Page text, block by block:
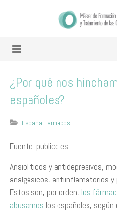
¿Por qué nos
españoles?
España, fármacos
Fuente: publico.es.
Ansiolíticos y antidepresivos,
analgésicos, antiinflamatorios
Estos son, por orden, los
abusamos los españoles,